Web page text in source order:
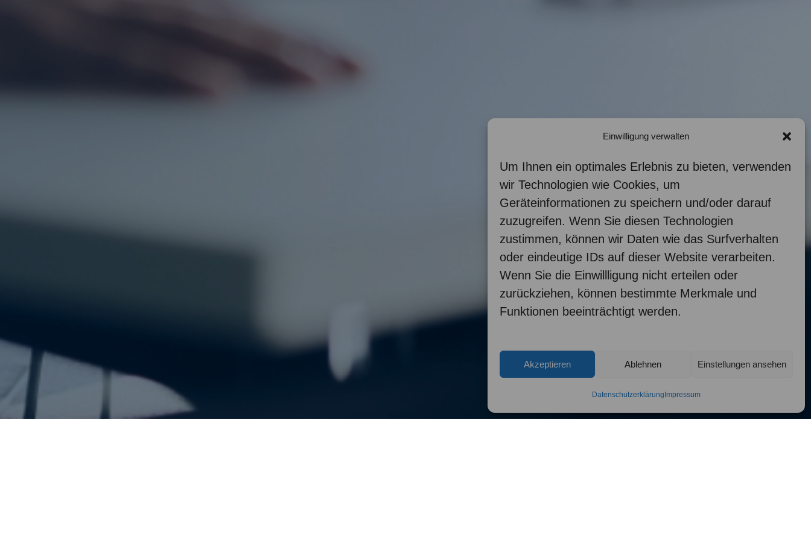
Einwilligung verwalten
Um Ihnen ein optimales Erlebnis zu bieten, verwenden
wir Technologien wie Cookies, um
Geräteinformationen zu speichern und/oder darauf
zuzugreifen. Wenn Sie diesen Technologien
zustimmen, können wir Daten wie das Surfverhalten
oder eindeutige IDs auf dieser Website verarbeiten.
Wenn Sie die Einwillligung nicht erteilen oder
zurückziehen, können bestimmte Merkmale und
Funktionen beeinträchtigt werden.
Akzeptieren Ablehnen Einstellungen ansehen
Datenschutzerklärung Impressum